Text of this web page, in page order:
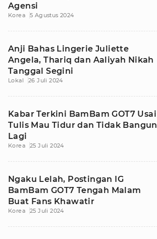
Agensi
Korea 5 Agustus 2024
Anji Bahas Lingerie Juliette
Angela, Thariq dan Aaliyah Nikah
Tanggal Segini
Lokal 26 Juli 2024
Kabar Terkini BamBam GOT7 Usai
Tulis Mau Tidur dan Tidak Bangun
Lagi
Korea 25 Juli 2024
Ngaku Lelah, Postingan IG
BamBam GOT7 Tengah Malam
Buat Fans Khawatir
Korea 25 Juli 2024